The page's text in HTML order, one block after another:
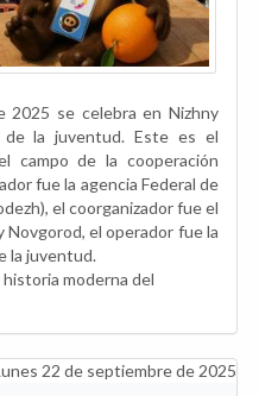
2025 se celebra en Nizhny
de la juventud. Este es el
campo de la cooperación
fue la agencia Federal de
el coorganizador fue el
Novgorod, el operador fue la
la juventud.
historia moderna del
22 de septiembre de 2025